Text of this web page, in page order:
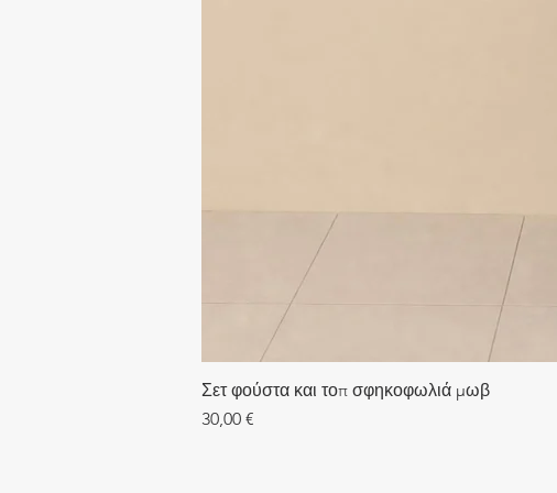
Σετ φούστα και τοπ σφηκοφωλιά μωβ
Τιμή
30,00 €